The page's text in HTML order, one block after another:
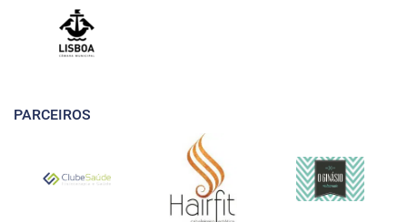
PARCEIROS